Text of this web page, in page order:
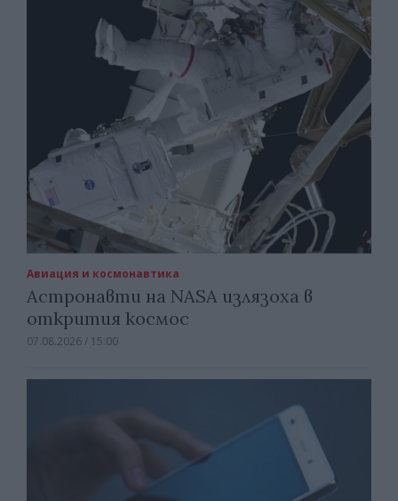
Авиация и космонавтика
Астронавти на NASA излязоха в
открития космос
07.08.2026 / 15:00